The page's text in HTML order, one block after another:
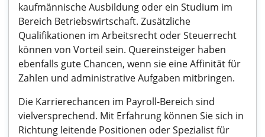
kaufmännische Ausbildung oder ein Studium im
Bereich Betriebswirtschaft. Zusätzliche
Qualifikationen im Arbeitsrecht oder Steuerrecht
können von Vorteil sein. Quereinsteiger haben
ebenfalls gute Chancen, wenn sie eine Affinität für
Zahlen und administrative Aufgaben mitbringen.
Die Karrierechancen im Payroll-Bereich sind
vielversprechend. Mit Erfahrung können Sie sich in
Richtung leitende Positionen oder Spezialist für